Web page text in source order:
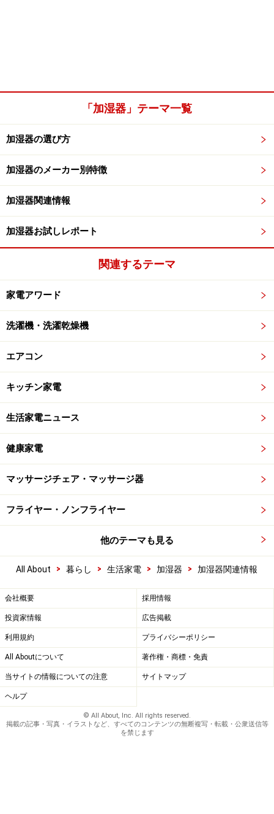
「加湿器」テーマ一覧
加湿器の選び方
加湿器のメーカー別特徴
加湿器関連情報
加湿器お試しレポート
関連するテーマ
家電アワード
洗濯機・洗濯乾燥機
エアコン
キッチン家電
生活家電ニュース
健康家電
マッサージチェア・マッサージ器
フライヤー・ノンフライヤー
他のテーマも見る
All About > 暮らし > 生活家電 > 加湿器 > 加湿器関連情報
会社概要 採用情報
投資家情報 広告掲載
利用規約 プライバシーポリシー
All Aboutについて 著作権・商標・免責
当サイトの情報についての注意 サイトマップ
ヘルプ
© All About, Inc. All rights reserved.
掲載の記事・写真・イラストなど、すべてのコンテンツの無断複写・転載・公衆送信等
を禁じます